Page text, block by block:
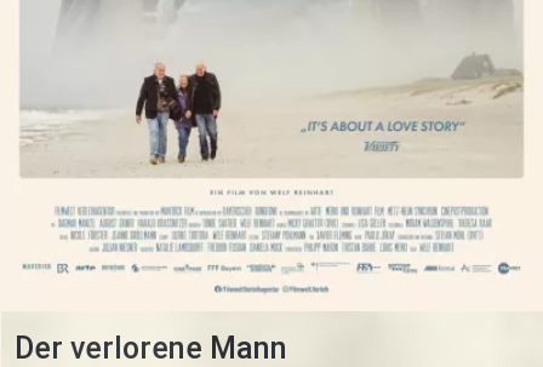
Der verlorene Mann